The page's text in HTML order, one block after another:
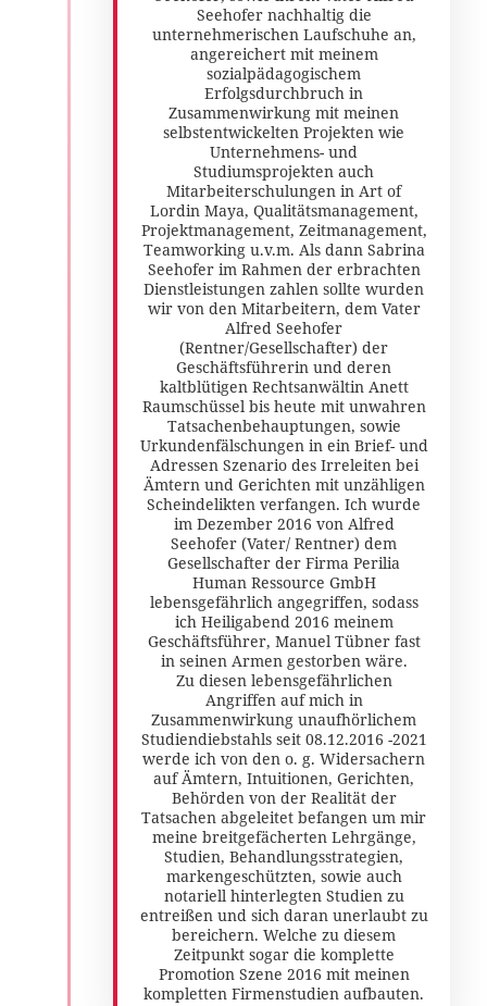
Seehofer nachhaltig die
unternehmerischen Laufschuhe an,
angereichert mit meinem
sozialpädagogischem
Erfolgsdurchbruch in
Zusammenwirkung mit meinen
selbstentwickelten Projekten wie
Unternehmens- und
Studiumsprojekten auch
Mitarbeiterschulungen in Art of
Lordin Maya, Qualitätsmanagement,
Projektmanagement, Zeitmanagement,
Teamworking u.v.m. Als dann Sabrina
Seehofer im Rahmen der erbrachten
Dienstleistungen zahlen sollte wurden
wir von den Mitarbeitern, dem Vater
Alfred Seehofer
(Rentner/Gesellschafter) der
Geschäftsführerin und deren
kaltblütigen Rechtsanwältin Anett
Raumschüssel bis heute mit unwahren
Tatsachenbehauptungen, sowie
Urkundenfälschungen in ein Brief- und
Adressen Szenario des Irreleiten bei
Ämtern und Gerichten mit unzähligen
Scheindelikten verfangen. Ich wurde
im Dezember 2016 von Alfred
Seehofer (Vater/ Rentner) dem
Gesellschafter der Firma Perilia
Human Ressource GmbH
lebensgefährlich angegriffen, sodass
ich Heiligabend 2016 meinem
Geschäftsführer, Manuel Tübner fast
in seinen Armen gestorben wäre.
Zu diesen lebensgefährlichen
Angriffen auf mich in
Zusammenwirkung unaufhörlichem
Studiendiebstahls seit 08.12.2016 -2021
werde ich von den o. g. Widersachern
auf Ämtern, Intuitionen, Gerichten,
Behörden von der Realität der
Tatsachen abgeleitet befangen um mir
meine breitgefächerten Lehrgänge,
Studien, Behandlungsstrategien,
markengeschützten, sowie auch
notariell hinterlegten Studien zu
entreißen und sich daran unerlaubt zu
bereichern. Welche zu diesem
Zeitpunkt sogar die komplette
Promotion Szene 2016 mit meinen
kompletten Firmenstudien aufbauten.